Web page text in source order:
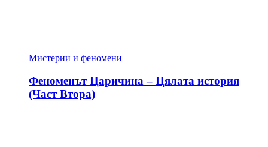
Мистерии и феномени
Феноменът Царичина – Цялата история
(Част Втора)